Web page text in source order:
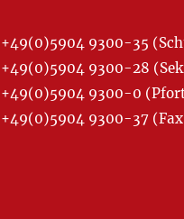
+49(0)5904 9300-35
+49(0)5904 9300-28
+49(0)5904 9300-0
+49(0)5904 9300-37